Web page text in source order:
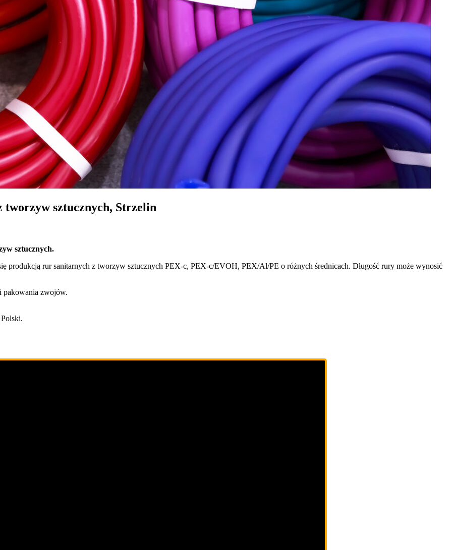
sztucznych, Strzelin
sztucznych.
produkcją rur sanitarnych z tworzyw sztucznych PEX-c, PEX-c/EVOH, PEX/Al/PE o różnych średnicach. Długość rury może wynosić
pakowania zwojów.